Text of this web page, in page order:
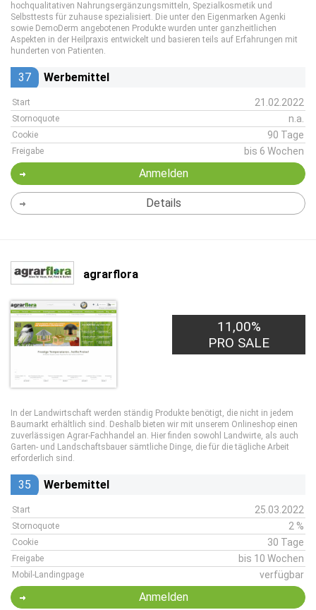
hochqualitativen Nahrungsergänzungsmitteln, Spezialkosmetik und
Selbsttests für zuhause spezialisiert. Die unter den Eigenmarken Agenki
sowie DemoDerm angebotenen Produkte wurden unter ganzheitlichen
Aspekten in der Heilpraxis entwickelt und basieren teils auf Erfahrungen mit
hunderten von Patienten.
37 Werbemittel
Start 21.02.2022
Stornoquote n.a.
Cookie 90 Tage
Freigabe bis 6 Wochen
Anmelden
Details
agrarflora
11,00%
PRO SALE
In der Landwirtschaft werden ständig Produkte benötigt, die nicht in jedem
Baumarkt erhältlich sind. Deshalb bieten wir mit unserem Onlineshop einen
zuverlässigen Agrar-Fachhandel an. Hier finden sowohl Landwirte, als auch
Garten- und Landschaftsbauer sämtliche Dinge, die für die tägliche Arbeit
erforderlich sind.
35 Werbemittel
Start 25.03.2022
Stornoquote 2 %
Cookie 30 Tage
Freigabe bis 10 Wochen
Mobil-Landingpage verfügbar
Anmelden